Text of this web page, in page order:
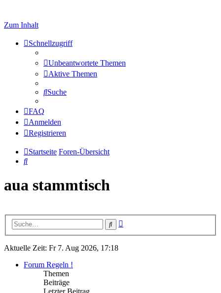
Zum Inhalt
Schnellzugriff
Unbeantwortete Themen
Aktive Themen
Suche
FAQ
Anmelden
Registrieren
Startseite Foren-Übersicht
Suche
aua stammtisch
Suche
Aktuelle Zeit: Fr 7. Aug 2026, 17:18
Forum Regeln !
Themen
Beiträge